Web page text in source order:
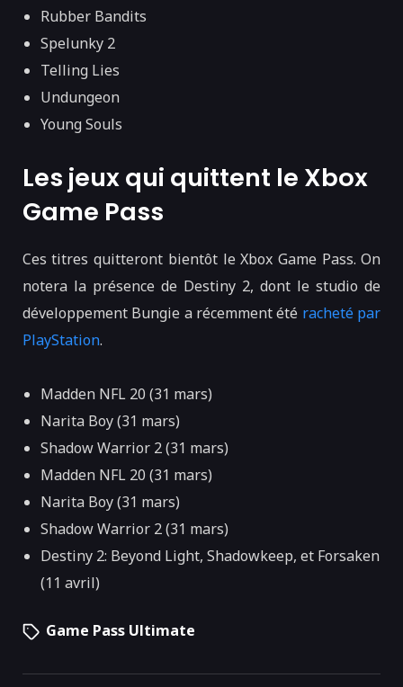
Rubber Bandits
Spelunky 2
Telling Lies
Undungeon
Young Souls
Les jeux qui quittent le Xbox
Game Pass
Ces titres quitteront bientôt le Xbox Game Pass. On
notera la présence de Destiny 2, dont le studio de
développement Bungie a récemment été racheté par
PlayStation.
Madden NFL 20 (31 mars)
Narita Boy (31 mars)
Shadow Warrior 2 (31 mars)
Madden NFL 20 (31 mars)
Narita Boy (31 mars)
Shadow Warrior 2 (31 mars)
Destiny 2: Beyond Light, Shadowkeep, et Forsaken
(11 avril)
Game Pass Ultimate